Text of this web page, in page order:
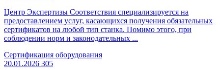
Центр Экспертизы Соответствия специализируется на
предоставлением услуг, касающихся получения обязательных
сертификатов на любой тип станка. Помимо этого, при
соблюдении норм и законодательных ...
Сертификация оборудования
20.01.2026 305